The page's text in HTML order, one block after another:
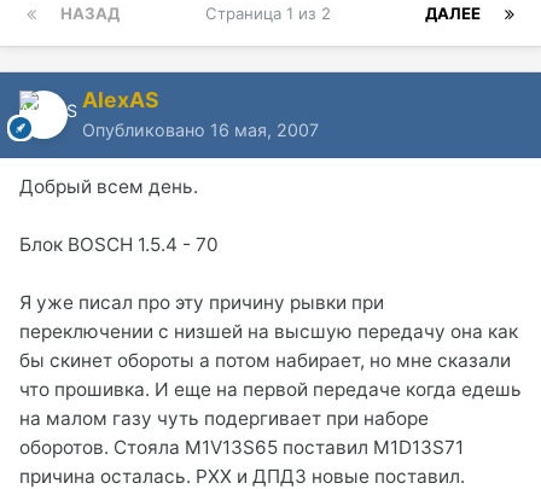
НАЗАД ДАЛЕЕ
Страница 1 из 2
AlexAS
Опубликовано 16 мая, 2007
Добрый всем день.
Блок BOSCH 1.5.4 - 70
Я уже писал про эту причину рывки при
переключении с низшей на высшую передачу она как
бы скинет обороты а потом набирает, но мне сказали
что прошивка. И еще на первой передаче когда едешь
на малом газу чуть подергивает при наборе
оборотов. Стояла M1V13S65 поставил M1D13S71
причина осталась. РХХ и ДПДЗ новые поставил.